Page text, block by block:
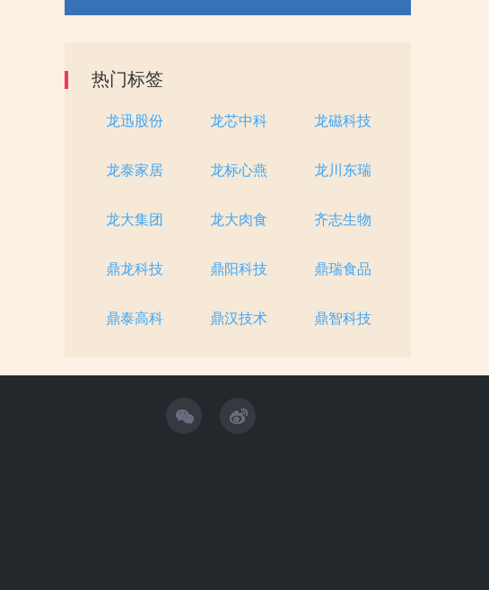
热门标签
龙迅股份 龙芯中科 龙磁科技
龙泰家居 龙标心燕 龙川东瑞
龙大集团 龙大肉食 齐志生物
鼎龙科技 鼎阳科技 鼎瑞食品
鼎泰高科 鼎汉技术 鼎智科技